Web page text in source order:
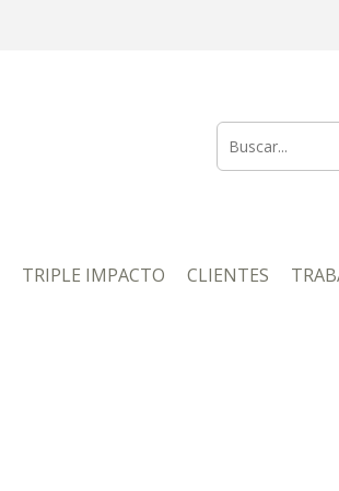
TRIPLE IMPACTO CLIENTES